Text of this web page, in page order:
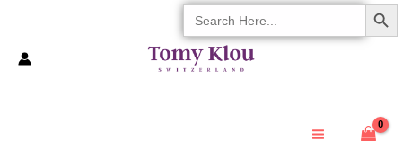
Search
For:
SEARCH
Περιεχόμενο